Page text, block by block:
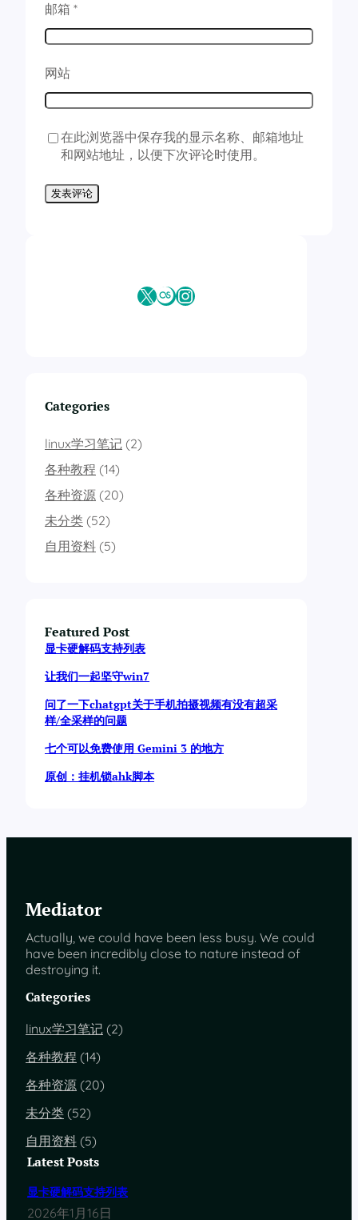
邮箱 *
网站
在此浏览器中保存我的显示名称、邮箱地址
和网站地址，以便下次评论时使用。
X Last.fmInstagram
Categories
linux学习笔记 (2)
各种教程 (14)
各种资源 (20)
未分类 (52)
自用资料 (5)
Featured Post
显卡硬解码支持列表
让我们一起坚守win7
问了一下chatgpt关于手机拍摄视频有没有超采
样/全采样的问题
七个可以免费使用 Gemini 3 的地方
原创：挂机锁ahk脚本
Mediator
Actually, we could have been less busy. We could
have been incredibly close to nature instead of
destroying it.
Categories
linux学习笔记 (2)
各种教程 (14)
各种资源 (20)
未分类 (52)
自用资料 (5)
Latest Posts
显卡硬解码支持列表
2026年1月16日